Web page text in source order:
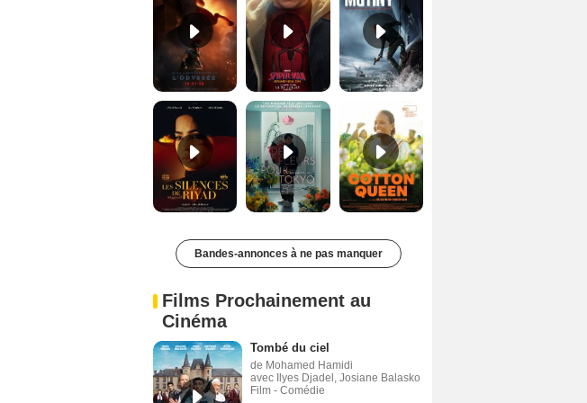
Les Silences de Riyad Bande-annonce VO STFR Cotton Queen Bande-annonce VO STFR
Bandes-annonces à ne pas manquer
Films Prochainement au
Cinéma
Tombé du ciel
de Mohamed Hamidi
avec Ilyes Djadel, Josiane Balasko
Film - Comédie